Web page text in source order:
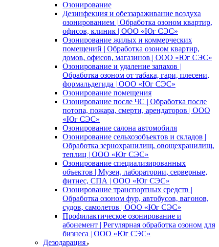
Озонирование
Дезинфекция и обеззараживание воздуха
озонированием | Обработка озоном квартир,
офисов, клиник | ООО «Юг СЭС»
Озонирование жилых и коммерческих
помещений | Обработка озоном квартир,
домов, офисов, магазинов | ООО «Юг СЭС»
Озонирование и удаление запахов |
Обработка озоном от табака, гари, плесени,
формальдегида | ООО «Юг СЭС»
Озонирование помещения
Озонирование после ЧС | Обработка после
потопа, пожара, смерти, арендаторов | ООО
«Юг СЭС»
Озонирование салона автомобиля
Озонирование сельхозобъектов и складов |
Обработка зернохранилищ, овощехранилищ,
теплиц | ООО «Юг СЭС»
Озонирование специализированных
объектов | Музеи, лаборатории, серверные,
фитнес, СПА | ООО «Юг СЭС»
Озонирование транспортных средств |
Обработка озоном фур, автобусов, вагонов,
судов, самолетов | ООО «Юг СЭС»
Профилактическое озонирование и
абонемент | Регулярная обработка озоном для
бизнеса | ООО «Юг СЭС»
Дезодарация